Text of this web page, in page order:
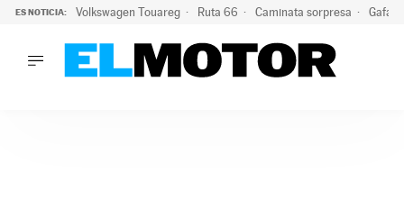
ES NOTICIA: Volkswagen Touareg Ruta 66 Caminata sorpresa Gafas